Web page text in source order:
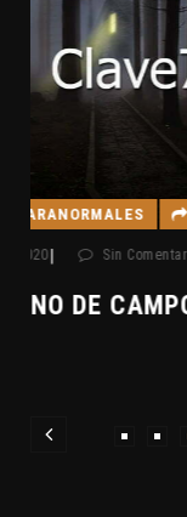
ESPECIALES
19 diciembre, 2020|
ESPECIAL